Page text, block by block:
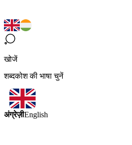
खोजें
शब्दकोश की भाषा चुनें
अंग्रेज़ीEnglish